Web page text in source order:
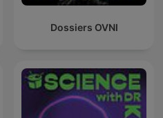
Dossiers OVNI